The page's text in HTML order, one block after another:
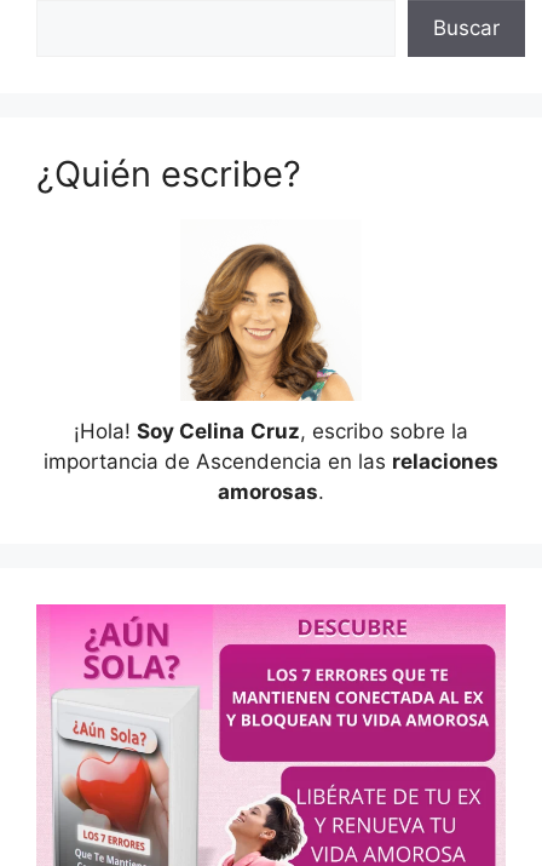
Buscar
¿Quién escribe?
¡Hola! Soy Celina Cruz, escribo sobre la
importancia de Ascendencia en las relaciones
amorosas.